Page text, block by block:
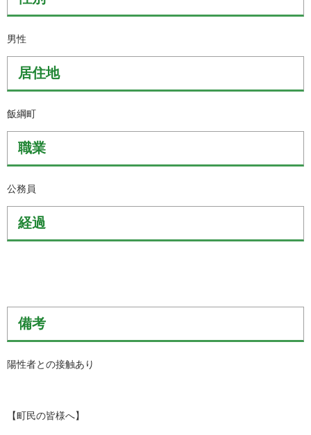
男性
居住地
飯綱町
職業
公務員
経過
備考
陽性者との接触あり
【町民の皆様へ】